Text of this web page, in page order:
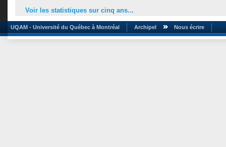
Voir les statistiques sur cinq ans...
UQAM - Université du Québec à Montréal Archipel Nous écrire